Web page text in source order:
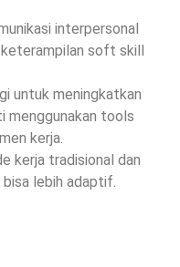
interpersonal
soft skill
untuk meningkatkan
menggunakan tools
kerja.
kerja tradisional dan
lebih adaptif.